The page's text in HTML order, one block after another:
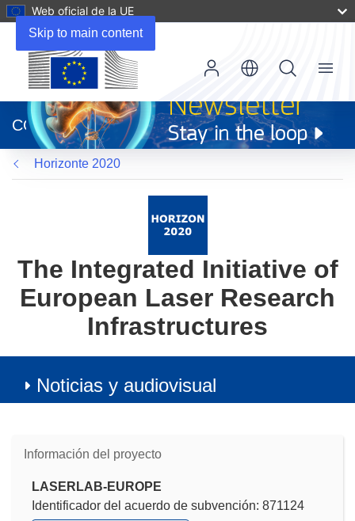
Skip to main content
Web oficial de la UE
abrirá
en
una
nueva
ventana)
CORDIS
Menu
Horizonte 2020
The Integrated Initiative of
European Laser Research
Infrastructures
Noticias y audiovisual
Información del proyecto
LASERLAB-EUROPE
Identificador del acuerdo de subvención: 871124